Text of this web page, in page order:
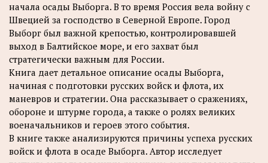
начала осады Выборга. В то время Россия вела войну с
Швецией за господство в Северной Европе. Город
Выборг был важной крепостью, контролировавшей
выход в Балтийское море, и его захват был
стратегически важным для России.
Книга дает детальное описание осады Выборга,
начиная с подготовки русских войск и флота, их
маневров и стратегии. Она рассказывает о сражениях,
обороне и штурме города, а также о ролях великих
военачальников и героев этого события.
В книге также анализируются причины успеха русских
войск и флота в осаде Выборга. Автор исследует